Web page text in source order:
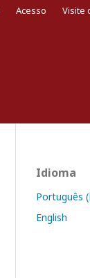
Acesso Visite
Idioma
Português
English